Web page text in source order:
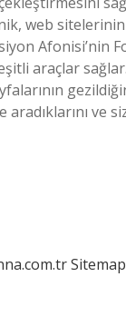
web
Afonisi’nin
araçlar
ve
Sitemap